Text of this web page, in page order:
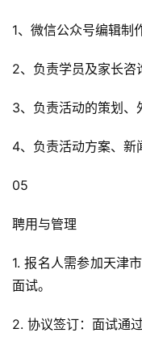
1、微信公众号编辑制
2、负责学员及家长咨
3、负责活动的策划、
4、负责活动方案、新
05
聘用与管理
1. 报名人需参加天津
面试。
2. 协议签订：面试通